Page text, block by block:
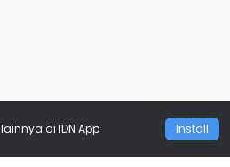
lainnya di IDN App Install